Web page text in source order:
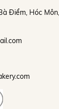
Điểm, Hóc